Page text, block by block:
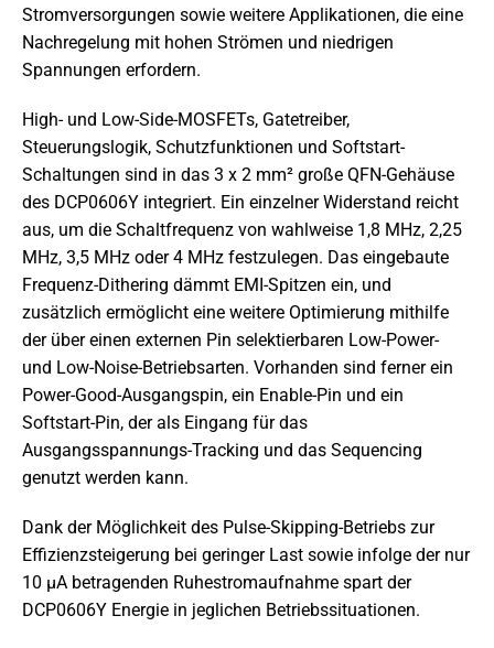
Stromversorgungen sowie weitere Applikationen, die eine
Nachregelung mit hohen Strömen und niedrigen
Spannungen erfordern.
High- und Low-Side-MOSFETs, Gatetreiber,
Steuerungslogik, Schutzfunktionen und Softstart-
Schaltungen sind in das 3 x 2 mm² große QFN-Gehäuse
des DCP0606Y integriert. Ein einzelner Widerstand reicht
aus, um die Schaltfrequenz von wahlweise 1,8 MHz, 2,25
MHz, 3,5 MHz oder 4 MHz festzulegen. Das eingebaute
Frequenz-Dithering dämmt EMI-Spitzen ein, und
zusätzlich ermöglicht eine weitere Optimierung mithilfe
der über einen externen Pin selektierbaren Low-Power-
und Low-Noise-Betriebsarten. Vorhanden sind ferner ein
Power-Good-Ausgangspin, ein Enable-Pin und ein
Softstart-Pin, der als Eingang für das
Ausgangsspannungs-Tracking und das Sequencing
genutzt werden kann.
Dank der Möglichkeit des Pulse-Skipping-Betriebs zur
Effizienzsteigerung bei geringer Last sowie infolge der nur
10 µA betragenden Ruhestromaufnahme spart der
DCP0606Y Energie in jeglichen Betriebssituationen.